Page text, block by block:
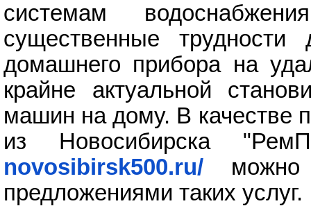
системам
существенные трудности
домашнего прибора на
крайне актуальной
машин на дому. В качестве
из Новосибирска
novosibirsk500.ru/ можно
предложениями таких услуг.